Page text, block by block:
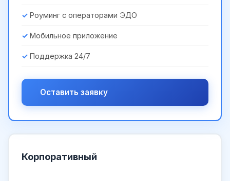
Роуминг с операторами ЭДО
Мобильное приложение
Поддержка 24/7
Оставить заявку
Корпоративный